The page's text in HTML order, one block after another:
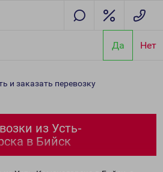
Да Нет
и заказать перевозку
из Усть-
в Бийск